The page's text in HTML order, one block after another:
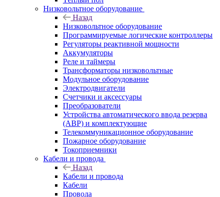
Низковольтное оборудование
Назад
Низковольтное оборудование
Программируемые логические контроллеры
Регуляторы реактивной мощности
Аккумуляторы
Реле и таймеры
Трансформаторы низковольтные
Модульное оборудование
Электродвигатели
Счетчики и аксессуары
Преобразователи
Устройства автоматического ввода резерва
(АВР) и комплектующие
Телекоммуникационное оборудование
Пожарное оборудование
Токоприемники
Кабели и провода
Назад
Кабели и провода
Кабели
Провода